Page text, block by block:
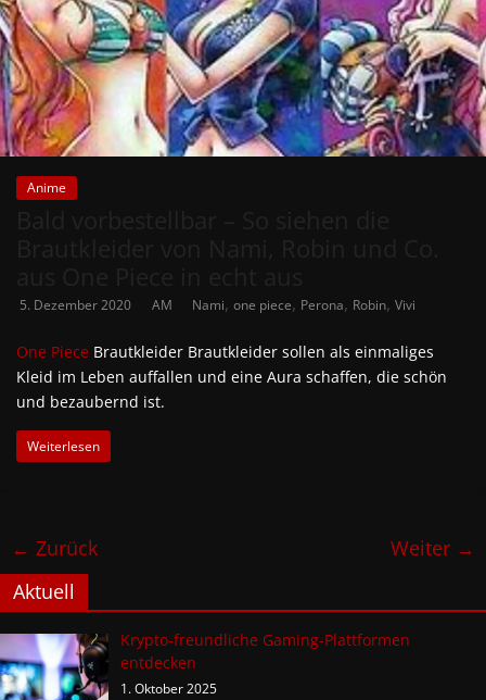
Anime
5. Dezember 2020 AM Nami, one piece, Perona, Robin, Vivi
One Piece Brautkleider Brautkleider sollen als einmaliges
Kleid im Leben auffallen und eine Aura schaffen, die schön
und bezaubernd ist.
Weiterlesen
← Zurück
Weiter →
Aktuell
Krypto-freundliche Gaming-Plattformen
entdecken
1. Oktober 2025